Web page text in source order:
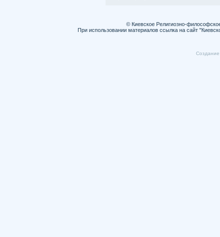
© Киевское Религиозно-
При использовании материалов ссылка на сайт